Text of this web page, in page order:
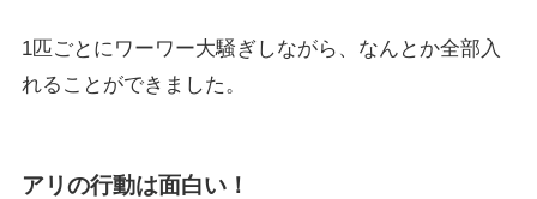
1匹ごとにワーワー大騒ぎしながら、なんとか全部入
れることができました。
アリの行動は面白い！